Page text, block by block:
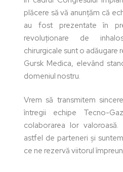
plăcere să vă anunțăm că
au fost prezentate în
revoluționare de
chirurgicale sunt o adăugare
Gursk Medica, elevând
domeniul nostru.
Vrem să transmitem
întregii echipe Tecno-
colaborarea lor
astfel de parteneri și
ce ne rezervă viitorul